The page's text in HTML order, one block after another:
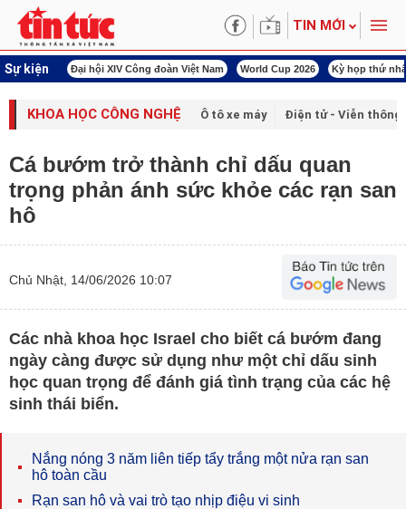
TIN MỚI
Sự kiện
ngày đêm Đại hội XIV Công đoàn Việt Nam World Cup 2026 Kỳ họp thứ
KHOA HỌC CÔNG NGHỆ Ô tô xe máy Điện tử - Viễn thông
Cá bướm trở thành chỉ dấu quan
trọng phản ánh sức khỏe các rạn san
hô
Chủ Nhật, 14/06/2026 10:07
Các nhà khoa học Israel cho biết cá bướm đang
ngày càng được sử dụng như một chỉ dấu sinh
học quan trọng để đánh giá tình trạng của các hệ
sinh thái biển.
Nắng nóng 3 năm liên tiếp tẩy trắng một nửa rạn san
hô toàn cầu
Rạn san hô và vai trò tạo nhịp điệu vi sinh